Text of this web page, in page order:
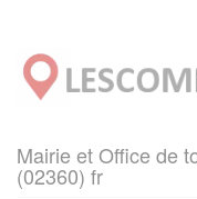
Mairie et Office de
(02360) fr